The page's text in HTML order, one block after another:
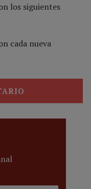
los siguientes
cada nueva